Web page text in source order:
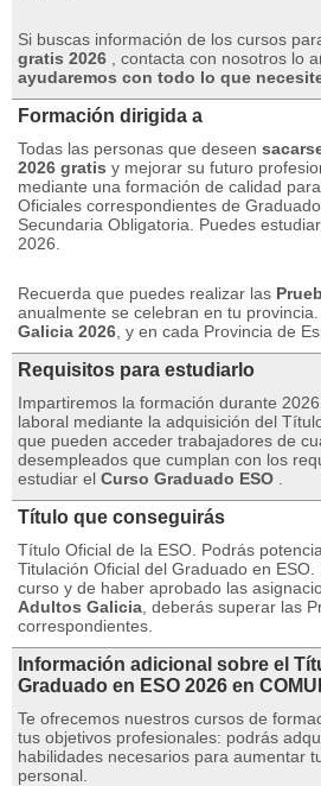
Si buscas información de los cursos
gratis 2026 , contacta con nosotros lo
ayudaremos con todo lo que
Formación dirigida a
Todas las personas que deseen
2026 gratis y mejorar su futuro
mediante una formación de calidad
Oficiales correspondientes de
Secundaria Obligatoria. Puedes
2026.
Recuerda que puedes realizar las
anualmente se celebran en tu provincia.
Galicia 2026 , y en cada Provincia de
Requisitos para estudiarlo
Impartiremos la formación durante
laboral mediante la adquisición del
que pueden acceder trabajadores de
desempleados que cumplan con los
estudiar el Curso Graduado ESO
Título que conseguirás
Título Oficial de la ESO. Podrás
Titulación Oficial del Graduado en ESO.
curso y de haber aprobado las
Adultos Galicia , deberás superar las
correspondientes.
Información adicional sobre el
Graduado en ESO 2026 en
Te ofrecemos nuestros cursos de
tus objetivos profesionales: podrás
habilidades necesarios para aumentar
personal.